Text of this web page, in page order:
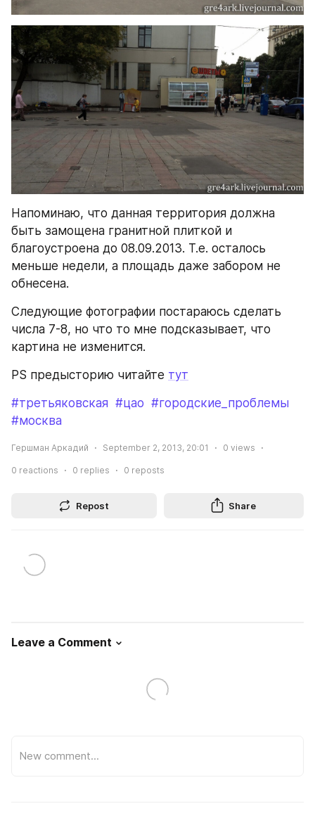
Напоминаю, что данная территория должна
быть замощена гранитной плиткой и
благоустроена до 08.09.2013. Т.е. осталось
меньше недели, а площадь даже забором не
обнесена.
Следующие фотографии постараюсь сделать
числа 7-8, но что то мне подсказывает, что
картина не изменится.
PS предысторию читайте тут
#третьяковская #цао #городские_проблемы
#москва
Гершман Аркадий September 2, 2013, 20:01 0 views
0 reactions 0 replies 0 reposts
Repost Share
Leave a Comment